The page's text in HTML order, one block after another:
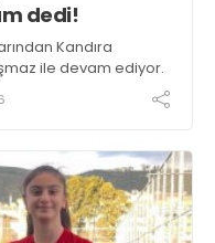
dedi!
Kandıra
ile devam ediyor.